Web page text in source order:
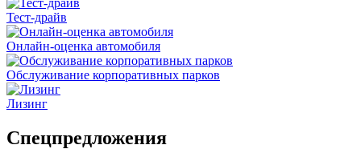
Тест-драйв
Онлайн-оценка автомобиля
Обслуживание корпоративных парков
Лизинг
Спецпредложения